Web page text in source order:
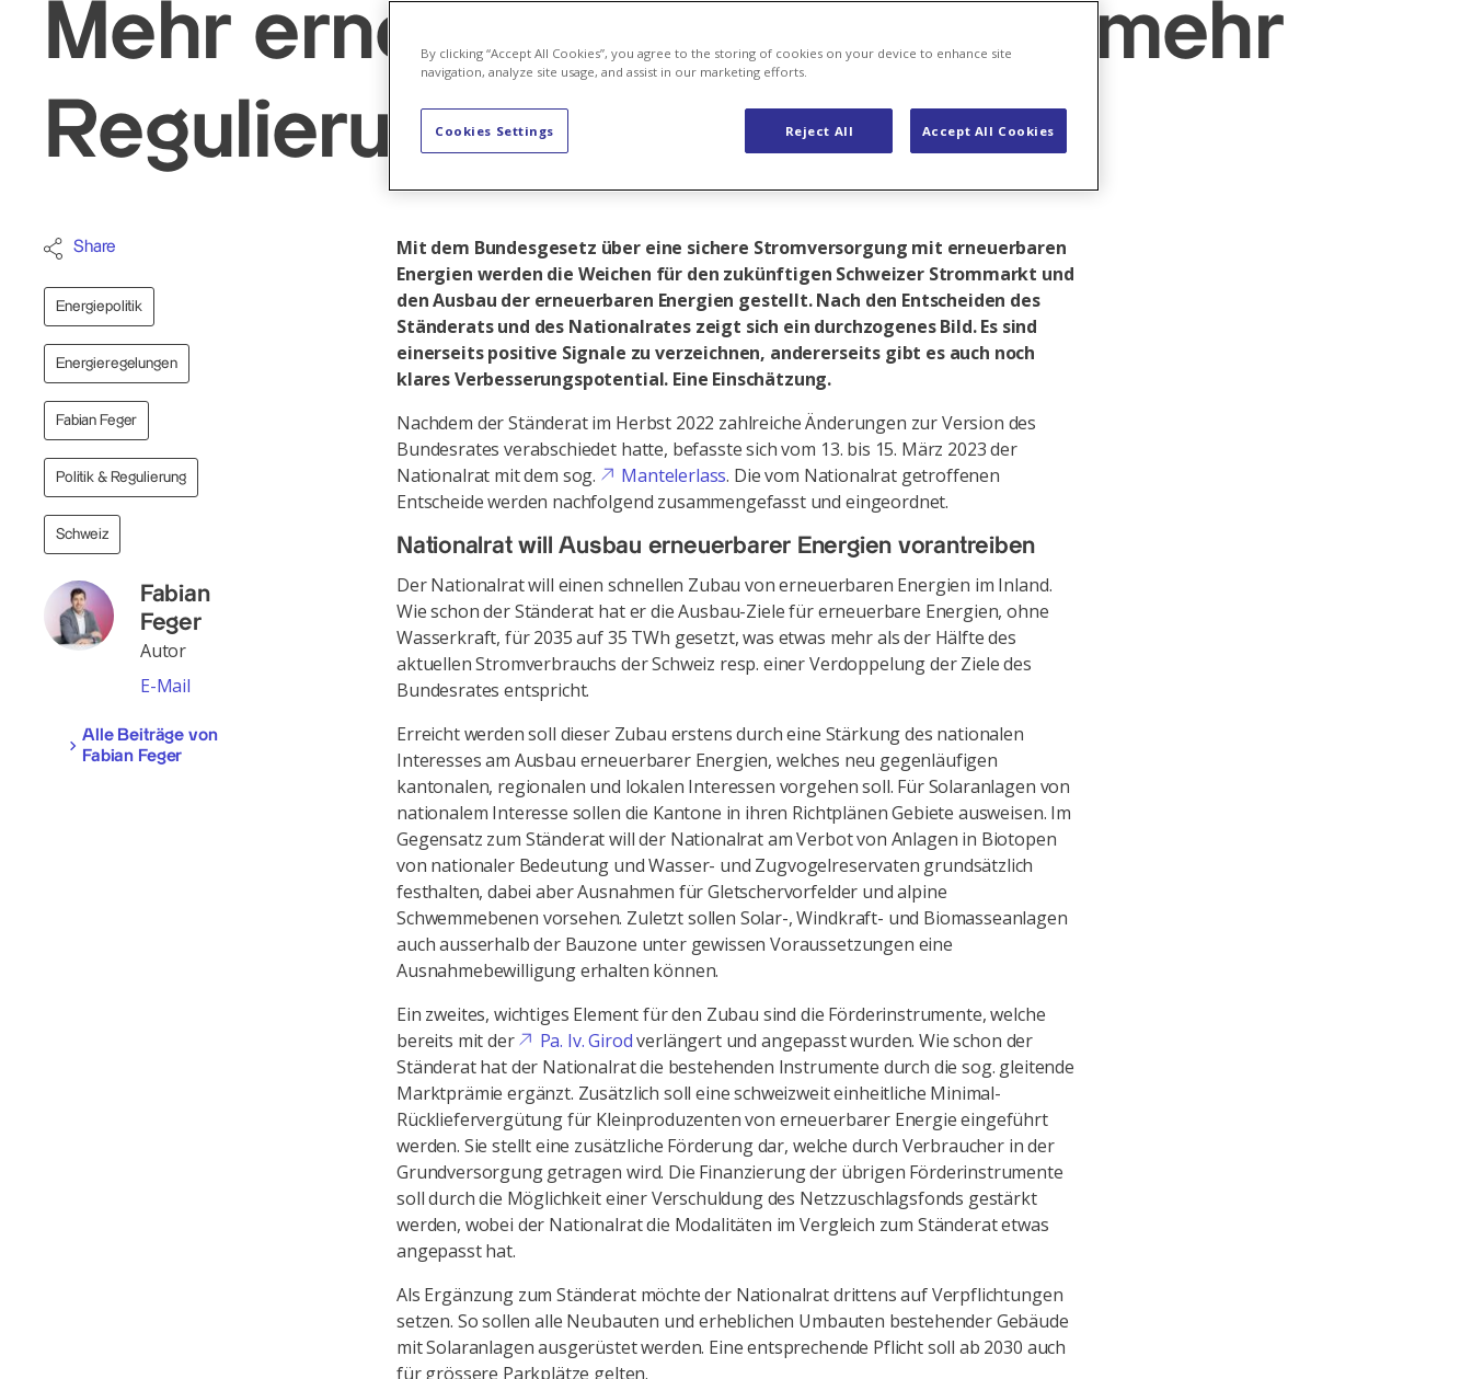
Mehr erneuerbare Energien, mehr
Regulierung
Share
Energiepolitik
Energieregelungen
Fabian Feger
Politik & Regulierung
Schweiz
Fabian
Feger
Autor
E-Mail
Alle Beiträge von
Fabian Feger
Mit dem Bundesgesetz über eine sichere Stromversorgung mit erneuerbaren
Energien werden die Weichen für den zukünftigen Schweizer Strommarkt und
den Ausbau der erneuerbaren Energien gestellt. Nach den Entscheiden des
Ständerats und des Nationalrates zeigt sich ein durchzogenes Bild. Es sind
einerseits positive Signale zu verzeichnen, andererseits gibt es auch noch
klares Verbesserungspotential. Eine Einschätzung.
Nachdem der Ständerat im Herbst 2022 zahlreiche Änderungen zur Version des
Bundesrates verabschiedet hatte, befasste sich vom 13. bis 15. März 2023 der
Nationalrat mit dem sog.
Mantelerlass. Die vom Nationalrat getroffenen
Entscheide werden nachfolgend zusammengefasst und eingeordnet.
Nationalrat will Ausbau erneuerbarer Energien vorantreiben
Der Nationalrat will einen schnellen Zubau von erneuerbaren Energien im Inland.
Wie schon der Ständerat hat er die Ausbau-Ziele für erneuerbare Energien, ohne
Wasserkraft, für 2035 auf 35 TWh gesetzt, was etwas mehr als der Hälfte des
aktuellen Stromverbrauchs der Schweiz resp. einer Verdoppelung der Ziele des
Bundesrates entspricht.
Erreicht werden soll dieser Zubau erstens durch eine Stärkung des nationalen
Interesses am Ausbau erneuerbarer Energien, welches neu gegenläufigen
kantonalen, regionalen und lokalen Interessen vorgehen soll. Für Solaranlagen von
nationalem Interesse sollen die Kantone in ihren Richtplänen Gebiete ausweisen. Im
Gegensatz zum Ständerat will der Nationalrat am Verbot von Anlagen in Biotopen
von nationaler Bedeutung und Wasser- und Zugvogelreservaten grundsätzlich
festhalten, dabei aber Ausnahmen für Gletschervorfelder und alpine
Schwemmebenen vorsehen. Zuletzt sollen Solar-, Windkraft- und Biomasseanlagen
auch ausserhalb der Bauzone unter gewissen Voraussetzungen eine
Ausnahmebewilligung erhalten können.
Ein zweites, wichtiges Element für den Zubau sind die Förderinstrumente, welche
bereits mit der
Pa. Iv. Girodverlängert und angepasst wurden. Wie schon der
Ständerat hat der Nationalrat die bestehenden Instrumente durch die sog. gleitende
Marktprämie ergänzt. Zusätzlich soll eine schweizweit einheitliche Minimal-
Rückliefervergütung für Kleinproduzenten von erneuerbarer Energie eingeführt
werden. Sie stellt eine zusätzliche Förderung dar, welche durch Verbraucher in der
Grundversorgung getragen wird. Die Finanzierung der übrigen Förderinstrumente
soll durch die Möglichkeit einer Verschuldung des Netzzuschlagsfonds gestärkt
werden, wobei der Nationalrat die Modalitäten im Vergleich zum Ständerat etwas
angepasst hat.
Als Ergänzung zum Ständerat möchte der Nationalrat drittens auf Verpflichtungen
setzen. So sollen alle Neubauten und erheblichen Umbauten bestehender Gebäude
mit Solaranlagen ausgerüstet werden. Eine entsprechende Pflicht soll ab 2030 auch
für grössere Parkplätze gelten.
By clicking “Accept All Cookies”, you agree to the storing of cookies on your device to enhance site
navigation, analyze site usage, and assist in our marketing efforts.
Reject All Accept All Cookies
Cookies Settings